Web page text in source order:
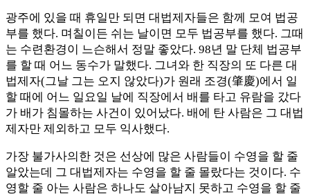
광주에 있을 때 휴일만 되면 대법제자들은 함께 모여 법공
부를 했다. 며칠이든 쉬는 날이면 모두 법공부를 했다. 그때
는 수련환경이 느슨해서 정말 좋았다. 98년 말 단체 법공부
를 할 때 어느 동수가 말했다. 그녀와 한 직장의 또 다른 대
법제자(그날 그는 오지 않았다)가 원래 조경(肇慶)에서 일
할 때에 어느 일요일 날에 직장에서 배를 타고 유람을 갔다
가 배가 침몰하는 사건이 있어났다. 배에 탄 사람은 그 대법
제자만 제외하고 모두 익사했다.
가장 불가사의한 것은 선상에 많은 사람들이 수영을 할 줄
알았는데 그 대법제자는 수영을 할 줄 몰랐다는 것이다. 수
영할 줄 아는 사람은 하나도 살아남지 못하고 수영을 할 줄